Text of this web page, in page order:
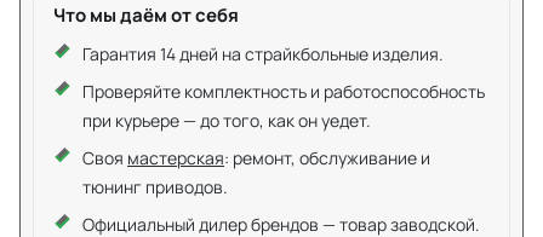
Что мы даём от себя
Гарантия 14 дней на страйкбольные изделия.
Проверяйте комплектность и работоспособность
при курьере — до того, как он уедет.
Своя мастерская: ремонт, обслуживание и
тюнинг приводов.
Официальный дилер брендов — товар заводской.